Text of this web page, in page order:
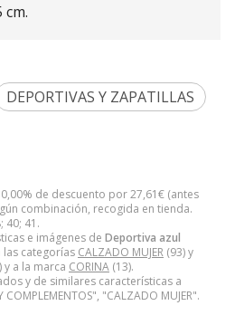
de descuento por27,61€ (antes
combinación, recogida en tienda.
40; 41.
e imágenes de Deportiva azul
las categorías CALZADO MUJER (93) y
y a la marca CORINA (13).
y de similares características a
"CALZADO MUJER".
DEPORTIVAS Y ZAPATILLAS